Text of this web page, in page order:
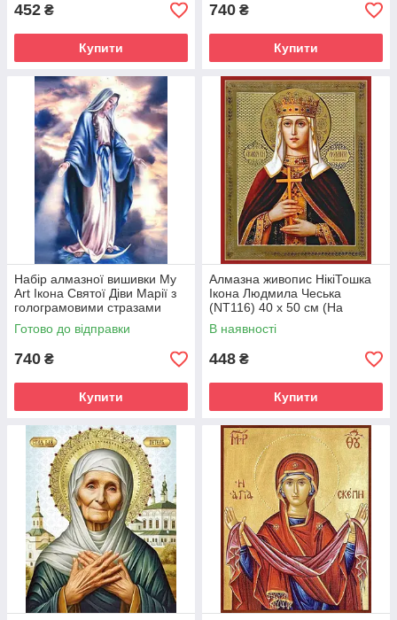
452 ₴
Купити
740 ₴
Купити
Набір алмазної вишивки My
Art Ікона Святої Діви Марії з
голограмовими стразами
(MRT-TNG901) 40 х 50 см
(На підрамнику)
Готово до відправки
740 ₴
Купити
Алмазна живопис НікіТошка
Ікона Людмила Чеська
(NT116) 40 х 50 см (На
підрамнику)
В наявності
448 ₴
Купити